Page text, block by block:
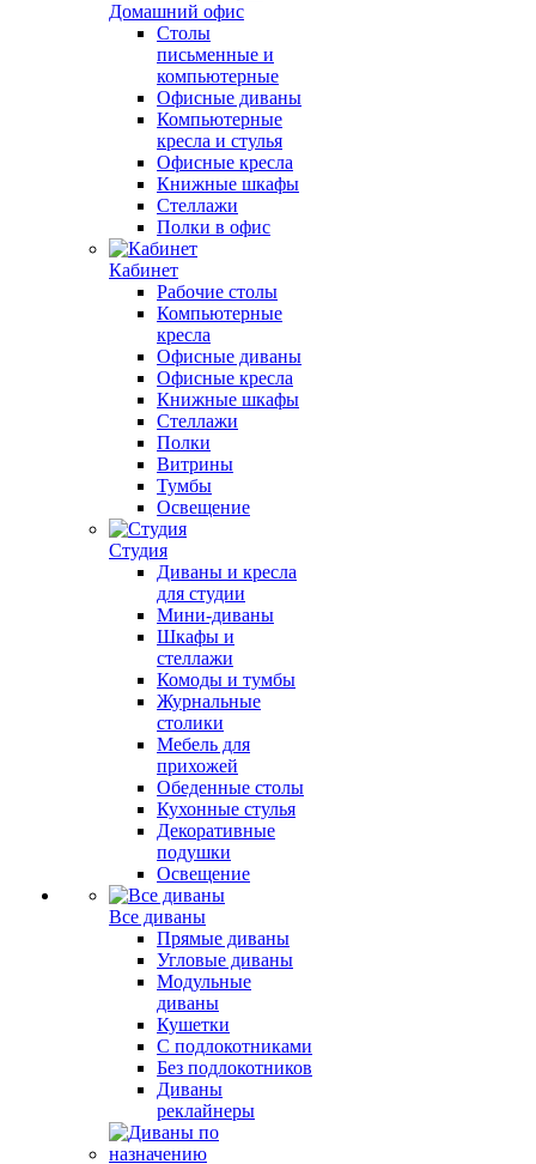
Домашний офис
Столы
письменные и
компьютерные
Офисные диваны
Компьютерные
кресла и стулья
Офисные кресла
Книжные шкафы
Стеллажи
Полки в офис
Кабинет
Рабочие столы
Компьютерные
кресла
Офисные диваны
Офисные кресла
Книжные шкафы
Стеллажи
Полки
Витрины
Тумбы
Освещение
Студия
Диваны и кресла
для студии
Мини-диваны
Шкафы и
стеллажи
Комоды и тумбы
Журнальные
столики
Мебель для
прихожей
Обеденные столы
Кухонные стулья
Декоративные
подушки
Освещение
Все диваны
Прямые диваны
Угловые диваны
Модульные
диваны
Кушетки
С подлокотниками
Без подлокотников
Диваны
реклайнеры